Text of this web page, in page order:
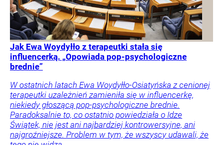
Jak Ewa Woydyłło z terapeutki stała się
influencerką. „Opowiada pop-psychologiczne
brednie”
W ostatnich latach Ewa Woydyłło-Osiatyńska z cenionej
terapeutki uzależnień zamieniła się w influencerkę,
niekiedy głoszącą pop-psychologiczne brednie.
Paradoksalnie to, co ostatnio powiedziała o Idze
Świątek, nie jest ani najbardziej kontrowersyjne, ani
najgroźniejsze. Problem w tym, że wszyscy udawali, że